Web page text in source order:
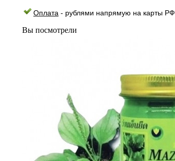
Оплата - рублями напрямую на карты РФ.
Вы посмотрели